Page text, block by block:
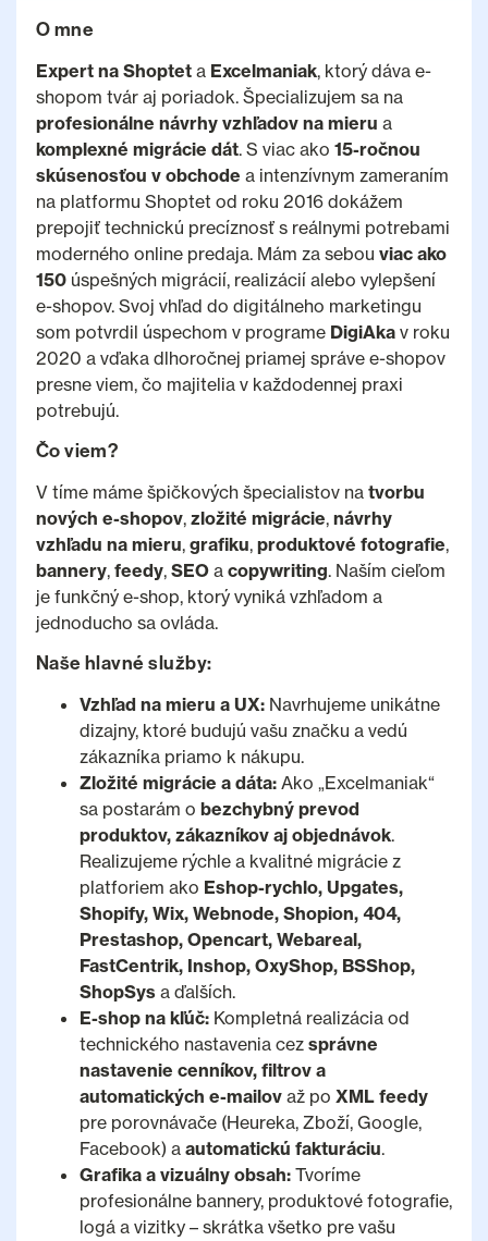
O mne
Expert na Shopteta Excelmaniak, ktorý dáva e-
shopom tvár aj poriadok. Špecializujem sa na
profesionálne návrhy vzhľadov na mieru a
komplexné migrácie dát. S viac ako 15-ročnou
skúsenosťou v obchode a intenzívnym zameraním
na platformu Shoptet od roku 2016 dokážem
prepojiť technickú precíznosť s reálnymi potrebami
moderného online predaja. Mám za sebou viac ako
150 úspešných migrácií, realizácií alebo vylepšení
e-shopov. Svoj vhľad do digitálneho marketingu
som potvrdil úspechom v programe DigiAkav roku
2020 a vďaka dlhoročnej priamej správe e-shopov
presne viem, čo majitelia v každodennej praxi
potrebujú.
Čo viem?
V tíme máme špičkových špecialistov na tvorbu
nových e-shopov, zložité migrácie, návrhy
vzhľadu na mieru, grafiku, produktové fotografie,
bannery, feedy, SEOa copywriting. Naším cieľom
je funkčný e-shop, ktorý vyniká vzhľadom a
jednoducho sa ovláda.
Naše hlavné služby:
Vzhľad na mieru a UX:Navrhujeme unikátne
dizajny, ktoré budujú vašu značku a vedú
zákazníka priamo k nákupu.
Zložité migrácie a dáta:Ako „Excelmaniak“
sa postarám o bezchybný prevod
produktov, zákazníkov aj objednávok.
Realizujeme rýchle a kvalitné migrácie z
platforiem ako Eshop-rychlo, Upgates,
Shopify, Wix, Webnode, Shopion, 404,
Prestashop, Opencart, Webareal,
FastCentrik, Inshop, OxyShop, BSShop,
ShopSysa ďalších.
E-shop na kľúč:Kompletná realizácia od
technického nastavenia cez správne
nastavenie cenníkov, filtrov a
automatických e-mailovaž po XML feedy
pre porovnávače (Heureka, Zboží, Google,
Facebook) a automatickú fakturáciu.
Grafika a vizuálny obsah:Tvoríme
profesionálne bannery, produktové fotografie,
logá a vizitky – skrátka všetko pre vašu